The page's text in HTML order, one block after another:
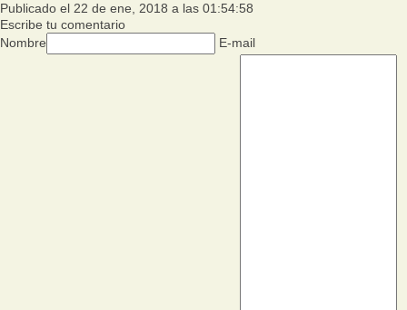
Publicado el 22 de ene, 2018 a las 01:54:58
Escribe tu comentario
Nombre
E-mail